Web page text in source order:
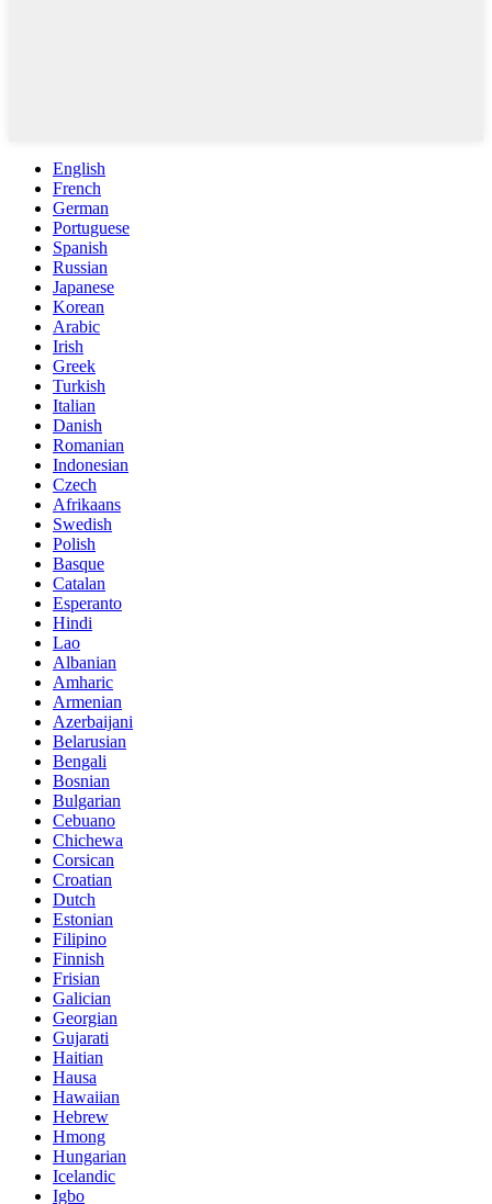
English
French
German
Portuguese
Spanish
Russian
Japanese
Korean
Arabic
Irish
Greek
Turkish
Italian
Danish
Romanian
Indonesian
Czech
Afrikaans
Swedish
Polish
Basque
Catalan
Esperanto
Hindi
Lao
Albanian
Amharic
Armenian
Azerbaijani
Belarusian
Bengali
Bosnian
Bulgarian
Cebuano
Chichewa
Corsican
Croatian
Dutch
Estonian
Filipino
Finnish
Frisian
Galician
Georgian
Gujarati
Haitian
Hausa
Hawaiian
Hebrew
Hmong
Hungarian
Icelandic
Igbo